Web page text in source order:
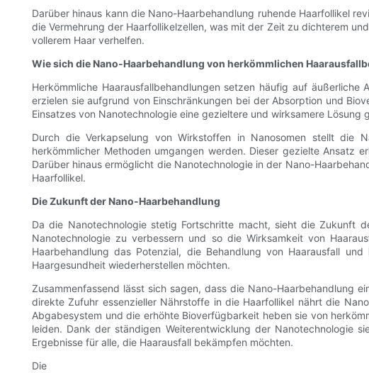
Darüber hinaus kann die Nano-Haarbehandlung ruhende Haarfollikel
die Vermehrung der Haarfollikelzellen, was mit der Zeit zu dichterem
vollerem Haar verhelfen.
Wie sich die Nano-Haarbehandlung von herkömmlichen
Herkömmliche Haarausfallbehandlungen setzen häufig auf
erzielen sie aufgrund von Einschränkungen bei der Absorption und
Einsatzes von Nanotechnologie eine gezieltere und wirksamere Lösung
Durch die Verkapselung von Wirkstoffen in Nanosomen stellt die
herkömmlicher Methoden umgangen werden. Dieser gezielte Ansatz
Darüber hinaus ermöglicht die Nanotechnologie in der Nano-
Haarfollikel.
Die Zukunft der Nano-Haarbehandlung
Da die Nanotechnologie stetig Fortschritte macht, sieht die Zukunft
Nanotechnologie zu verbessern und so die Wirksamkeit von
Haarbehandlung das Potenzial, die Behandlung von Haarausfall
Haargesundheit wiederherstellen möchten.
Zusammenfassend lässt sich sagen, dass die Nano-Haarbehandlung
direkte Zufuhr essenzieller Nährstoffe in die Haarfollikel nährt die
Abgabesystem und die erhöhte Bioverfügbarkeit heben sie von
leiden. Dank der ständigen Weiterentwicklung der Nanotechnologie
Ergebnisse für alle, die Haarausfall bekämpfen möchten.
Die